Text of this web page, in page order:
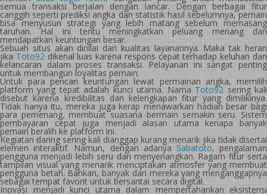
semua transaksi berjalan dengan lancar. Dengan berbagai fitur
canggih seperti prediksi angka dan statistik hasil sebelumnya, pemain
bisa menyusun strategi yang lebih matang sebelum memasang
taruhan. Hal ini tentu meningkatkan peluang menang dan
mendapatkan keuntungan besar.
Sebuah situs akan dinilai dari kualitas layanannya. Maka tak heran
jika Toto92dikenal luas karena respons cepat terhadap keluhan dan
kelancaran dalam proses transaksi. Pelayanan ini sangat penting
untuk membangun loyalitas pemain.
Untuk para pencari keuntungan lewat permainan angka, memilih
platform yang tepat adalah kunci utama. Nama Toto92 sering kali
disebut karena kredibilitas dan kelengkapan fitur yang dimilikinya.
Tidak hanya itu, mereka juga kerap menawarkan hadiah besar bagi
para pemenang, membuat suasana bermain semakin seru. Sistem
pembayaran cepat juga menjadi alasan utama kenapa banyak
pemain beralih ke platform ini.
Kegiatan daring sering kali dianggap kurang menarik jika tidak disertai
elemen interaktif. Namun, dengan adanya Sabatoto, pengalaman
pengguna menjadi lebih seru dan menyenangkan. Ragam fitur serta
tampilan visual yang menarik menciptakan atmosfer yang membuat
pengguna betah. Bahkan, banyak dari mereka yang menganggapnya
sebagai tempat favorit untuk bersantai secara digital.
Inovasi menjadi kunci utama dalam mempertahankan eksistensi